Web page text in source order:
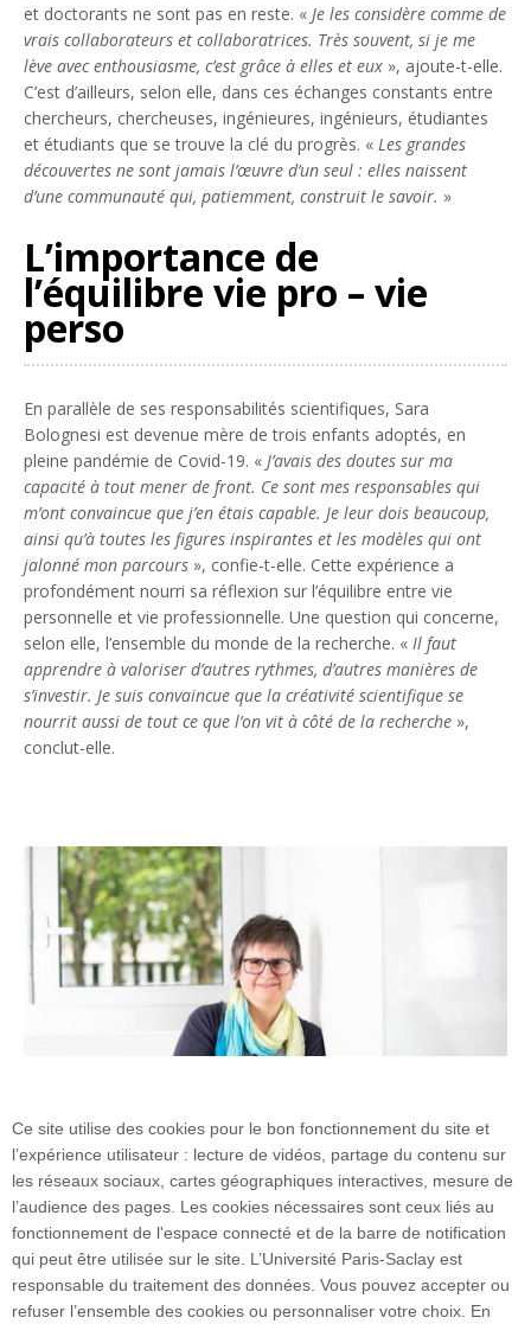
et doctorants ne sont pas en reste. « Je les considère comme de
vrais collaborateurs et collaboratrices. Très souvent, si je me
lève avec enthousiasme, c’est grâce à elles et eux », ajoute-t-elle.
C’est d’ailleurs, selon elle, dans ces échanges constants entre
chercheurs, chercheuses, ingénieures, ingénieurs, étudiantes
et étudiants que se trouve la clé du progrès. « Les grandes
découvertes ne sont jamais l’œuvre d’un seul : elles naissent
d’une communauté qui, patiemment, construit le savoir. »
L’importance de
l’équilibre vie pro – vie
perso
En parallèle de ses responsabilités scientifiques, Sara
Bolognesi est devenue mère de trois enfants adoptés, en
pleine pandémie de Covid-19. « J’avais des doutes sur ma
capacité à tout mener de front. Ce sont mes responsables qui
m’ont convaincue que j’en étais capable. Je leur dois beaucoup,
ainsi qu’à toutes les figures inspirantes et les modèles qui ont
jalonné mon parcours », confie-t-elle. Cette expérience a
profondément nourri sa réflexion sur l’équilibre entre vie
personnelle et vie professionnelle. Une question qui concerne,
selon elle, l’ensemble du monde de la recherche. « Il faut
apprendre à valoriser d’autres rythmes, d’autres manières de
s’investir. Je suis convaincue que la créativité scientifique se
nourrit aussi de tout ce que l’on vit à côté de la recherche »,
conclut-elle.
Ce site utilise des cookies pour le bon fonctionnement du site et
l’expérience utilisateur : lecture de vidéos, partage du contenu sur
les réseaux sociaux, cartes géographiques interactives, mesure de
l’audience des pages. Les cookies nécessaires sont ceux liés au
fonctionnement de l'espace connecté et de la barre de notification
qui peut être utilisée sur le site. L’Université Paris-Saclay est
responsable du traitement des données. Vous pouvez accepter ou
refuser l’ensemble des cookies ou personnaliser votre choix. En